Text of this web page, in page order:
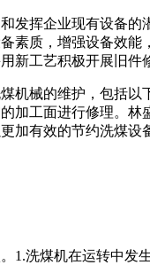
发挥企业现有设备
素质，增强设备效
新工艺积极开展旧件
机械的维护，包括
加工面进行修理。
加有效的节约洗煤设
1.洗煤机在运转中